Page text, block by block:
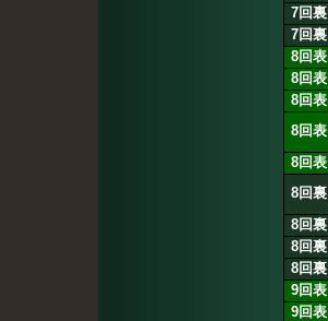
7回裏
7回裏
8回表
8回表
8回表
8回表
8回表
8回裏
8回裏
8回裏
8回裏
9回表
9回表